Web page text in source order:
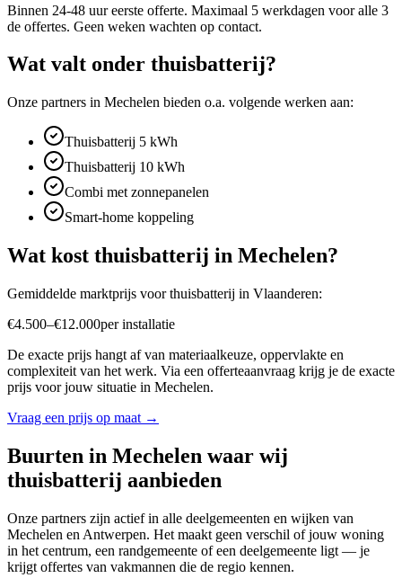
Binnen 24-48 uur eerste offerte. Maximaal 5 werkdagen voor alle 3
de offertes. Geen weken wachten op contact.
Wat valt onder thuisbatterij?
Onze partners in Mechelen bieden o.a. volgende werken aan:
Thuisbatterij 5 kWh
Thuisbatterij 10 kWh
Combi met zonnepanelen
Smart-home koppeling
Wat kost thuisbatterij in Mechelen?
Gemiddelde marktprijs voorthuisbatterij in Vlaanderen:
€4.500–€12.000perinstallatie
De exacte prijs hangt af van materiaalkeuze, oppervlakte en
complexiteit van het werk. Via een offerteaanvraag krijg je de exacte
prijs voor jouw situatie in Mechelen.
Vraag een prijs op maat →
Buurten in Mechelen waar wij
thuisbatterij aanbieden
Onze partners zijn actief in alle deelgemeenten en wijken van
Mechelen en Antwerpen. Het maakt geen verschil of jouw woning
in het centrum, een randgemeente of een deelgemeente ligt — je
krijgt offertes van vakmannen die de regio kennen.